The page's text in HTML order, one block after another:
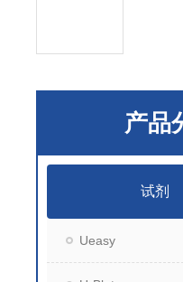
产品
试剂
Ueasy